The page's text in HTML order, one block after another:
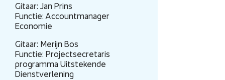
Gitaar: Jan Prins
Functie: Accountmanager
Economie
Gitaar: Merijn Bos
Functie: Projectsecretaris
programma Uitstekende
Dienstverlening